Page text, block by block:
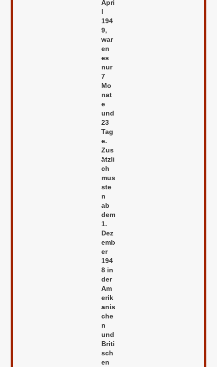
Apri
l
194
9,
war
en
es
nur
7
Mo
nat
e
und
23
Tag
e.
Zus
ätzli
ch
mus
ste
n
ab
dem
1.
Dez
emb
er
194
8 in
der
Am
erik
anis
che
n
und
Briti
sch
en